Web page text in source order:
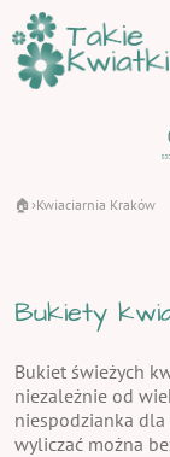
🏠 ›Kwiaciarnia Kraków
Bukiety
Bukiet świeżych
niezależnie od
niespodzianka dla
wyliczać można